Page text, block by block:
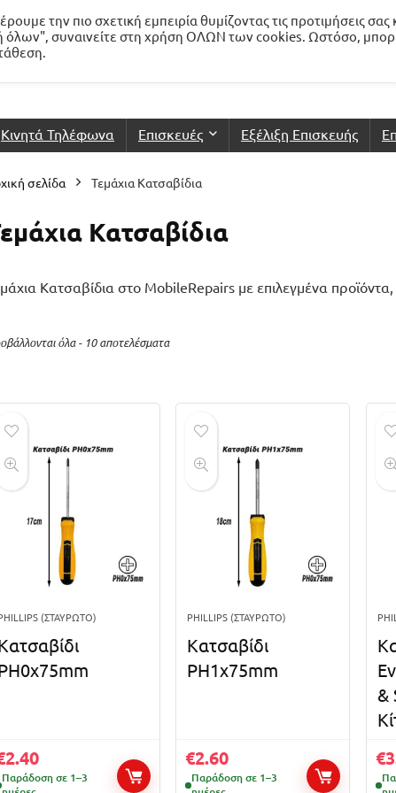
Κινητά Τηλέφωνα Επισκευές Εξέλιξη Επισκευής
σελίδα Τεμάχια Κατσαβίδια
Κατσαβίδια
Κατσαβίδια στο MobileRepairs με επιλεγμένα
όλα - 10 αποτελέσματα
(ΣΤΑΥΡΩΤΌ)
2.40
Παράδοση σε 1–3
PHILLIPS (ΣΤΑΥΡΩΤΌ)
Κατσαβίδι
PH1x75mm
€2.60
Παράδοση σε 1–3
&
€
την πιο σχετική εμπειρία θυμίζοντας τις προτιμήσεις σας
όλων", συναινείτε στη χρήση ΟΛΩΝ των cookies. Ωστόσο,